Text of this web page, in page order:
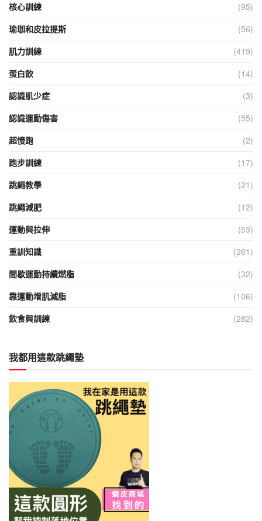
核心訓練
(95)
瑜珈和皮拉提斯
(56)
肌力訓練
(419)
蛋白飲
(14)
認識肌少症
(3)
認識運動傷害
(55)
超慢跑
(2)
跑步訓練
(17)
跳繩教學
(21)
跳繩減肥
(12)
運動與拉伸
(53)
重訓知識
(261)
間歇運動持續燃脂
(32)
靠運動增肌減脂
(106)
飲食與訓練
(282)
我都用這款跳繩墊